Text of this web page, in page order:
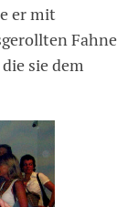
er mit
Fahne
sie dem